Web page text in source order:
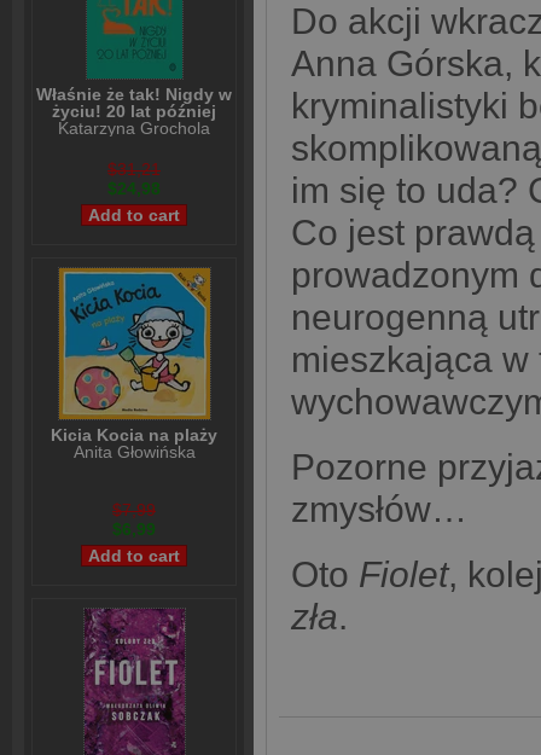
Właśnie że tak! Nigdy w
życiu! 20 lat później
Katarzyna Grochola
$31,21
$24,98
Kicia Kocia na plaży
Anita Głowińska
$7,99
$6,99
Do akcji
Anna Górska,
kryminalistyki
im się to uda?
Co jest
prowadzonym
neurogenną
mieszkająca
Pozorne
zmysłów…
Oto Fiolet,
zła.